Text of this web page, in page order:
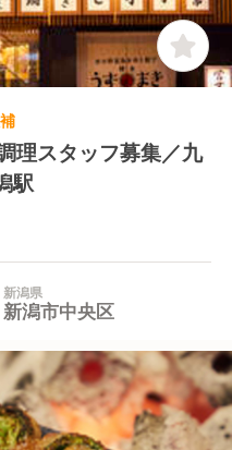
理スタッフ募集／九
駅
新潟県
新潟市中央区